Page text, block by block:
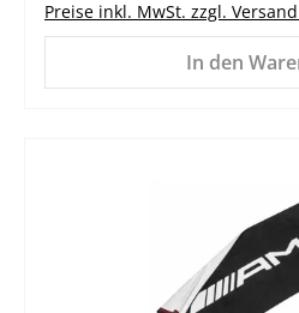
Preise inkl. MwSt. zzgl.
In den